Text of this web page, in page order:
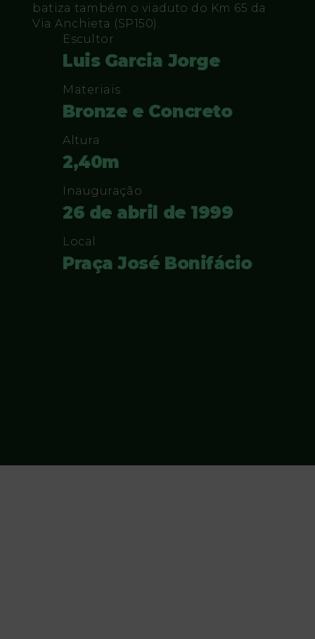
batiza também o viaduto do Km 65 da
Via Anchieta (SP150).
Escultor
Luis Garcia Jorge
Materiais
Bronze e Concreto
Altura
2,40m
Inauguração
26 de abril de 1999
Local
Praça José Bonifácio